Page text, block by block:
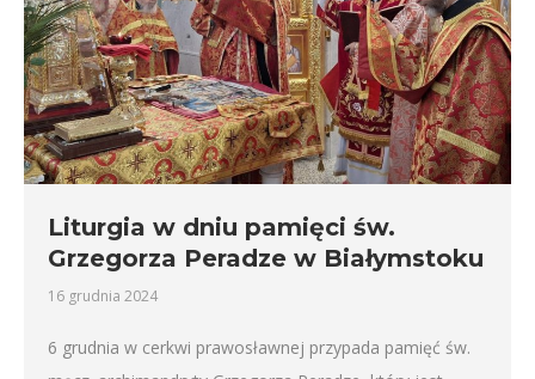
Liturgia w dniu pamięci św.
Grzegorza Peradze w Białymstoku
16 grudnia 2024
6 grudnia w cerkwi prawosławnej przypada pamięć św.